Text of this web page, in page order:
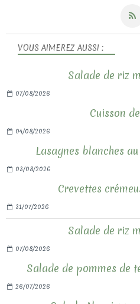
VOUS AIMEREZ AUSSI :
Salade de riz
07/08/2026
Cuisson
04/08/2026
Lasagnes blanches
03/08/2026
Crevettes
31/07/2026
Salade de riz
07/08/2026
Salade de pommes de
26/07/2026